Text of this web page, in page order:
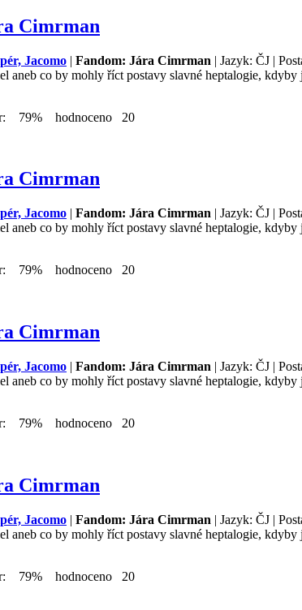
Cimrman
Jacomo | Fandom: Jára Cimrman | Jazyk: ČJ |
aneb co by mohly říct postavy slavné heptalogie,
79% hodnoceno 20
Cimrman
Jacomo | Fandom: Jára Cimrman | Jazyk: ČJ |
aneb co by mohly říct postavy slavné heptalogie,
79% hodnoceno 20
Cimrman
Jacomo | Fandom: Jára Cimrman | Jazyk: ČJ |
aneb co by mohly říct postavy slavné heptalogie,
79% hodnoceno 20
Cimrman
Jacomo | Fandom: Jára Cimrman | Jazyk: ČJ |
aneb co by mohly říct postavy slavné heptalogie,
79% hodnoceno 20